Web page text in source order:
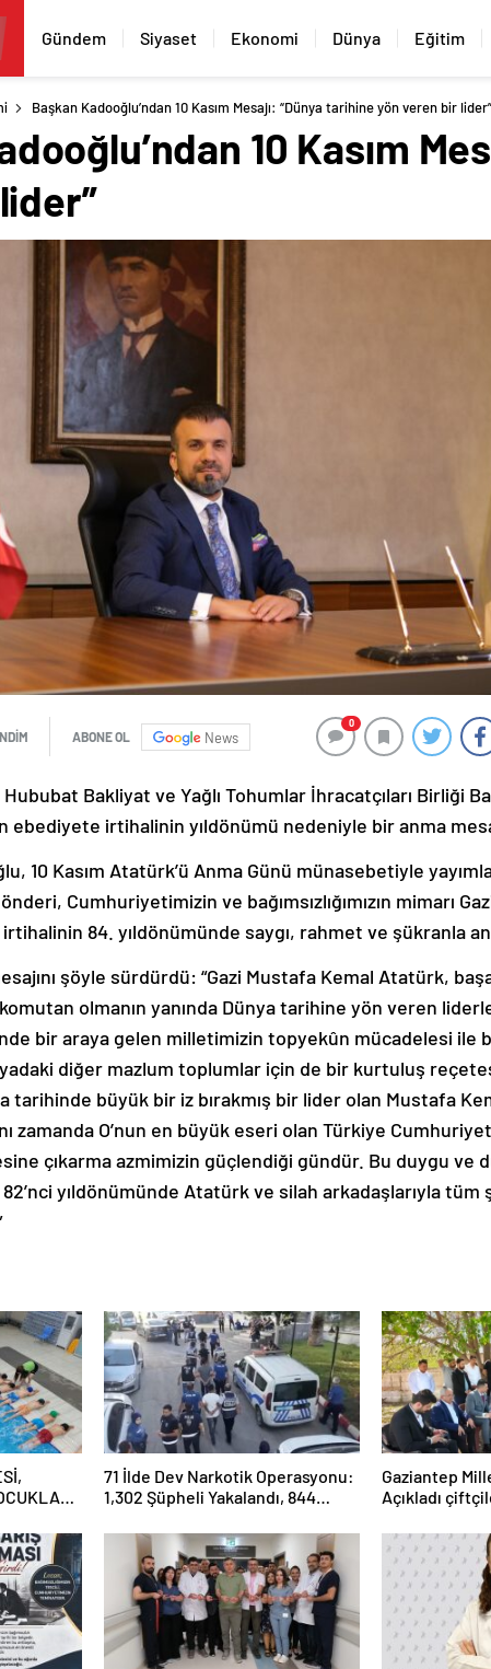
Gündem Siyaset Ekonomi Dünya Eğitim
Başkan Kadooğlu’ndan 10 Kasım Mesajı: “Dünya tarihine yön veren bir lider”
10 Kasım
ABONE OL News
0
Bakliyat ve Yağlı Tohumlar İhracatçıları Birliği
ebediyete irtihalinin yıldönümü nedeniyle bir anma
10 Kasım Atatürk’ü Anma Günü münasebetiyle
önderi, Cumhuriyetimizin ve bağımsızlığımızın mimarı
84. yıldönümünde saygı, rahmet ve şükranla
şöyle sürdürdü: “Gazi Mustafa Kemal Atatürk,
olmanın yanında Dünya tarihine yön veren
bir araya gelen milletimizin topyekûn mücadelesi ile
diğer mazlum toplumlar için de bir kurtuluş
tarihinde büyük bir iz bırakmış bir lider olan Mustafa
zamanda O’nun en büyük eseri olan Türkiye
çıkarma azmimizin güçlendiği gündür. Bu duygu ve
yıldönümünde Atatürk ve silah arkadaşlarıyla tüm
71 İlde Dev Narkotik Operasyonu:
1,302 Şüpheli Yakalandı, 844
Gaziantep
Açıkladı